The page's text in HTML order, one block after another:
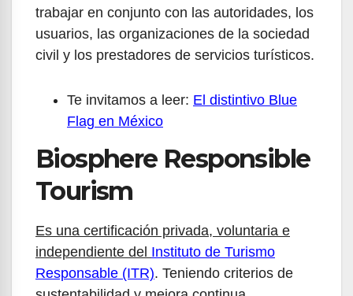
trabajar en conjunto con las autoridades, los
usuarios, las organizaciones de la sociedad
civil y los prestadores de servicios turísticos.
Te invitamos a leer: El distintivo Blue
Flag en México
Biosphere Responsible
Tourism
Es una certificación privada, voluntaria e
independiente del Instituto de Turismo
Responsable (ITR). Teniendo criterios de